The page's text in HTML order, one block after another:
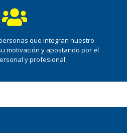
que integran nuestro
motivación y apostando por el
y profesional.